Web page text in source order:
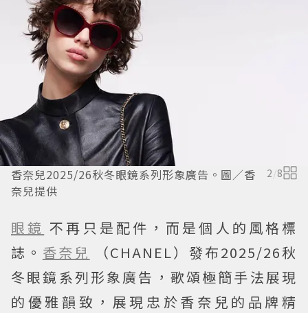
香奈兒2025/26秋冬眼鏡系列形象廣告。圖／香
奈兒提供
2/8
眼鏡 不再只是配件，而是個人的風格標
誌。 香奈兒
（CHANEL）發布2025/26秋
冬眼鏡系列形象廣告，歌頌極簡手法展現
的優雅韻致，展現忠於香奈兒的品牌精